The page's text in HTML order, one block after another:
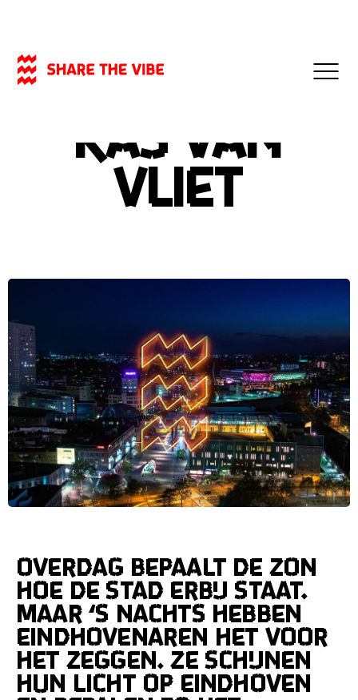
Kas van
Vliet
Overdag bepaalt de zon
hoe de stad erbij staat.
Maar ‘s nachts hebben
Eindhovenaren het voor
het zeggen. Ze schijnen
hun licht op Eindhoven